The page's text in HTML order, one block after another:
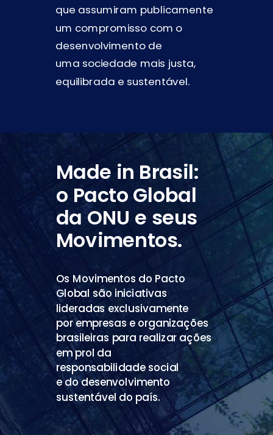
que assumiram publicamente
um compromisso com o
desenvolvimento de
uma sociedade mais justa,
equilibrada e sustentável.
Made in Brasil:
o Pacto Global
da ONU e seus
Movimentos.
Os Movimentos do Pacto
Global são iniciativas
lideradas exclusivamente
por empresas e organizações
brasileiras para realizar ações
em prol da
responsabilidade social
e do desenvolvimento
sustentável do país.